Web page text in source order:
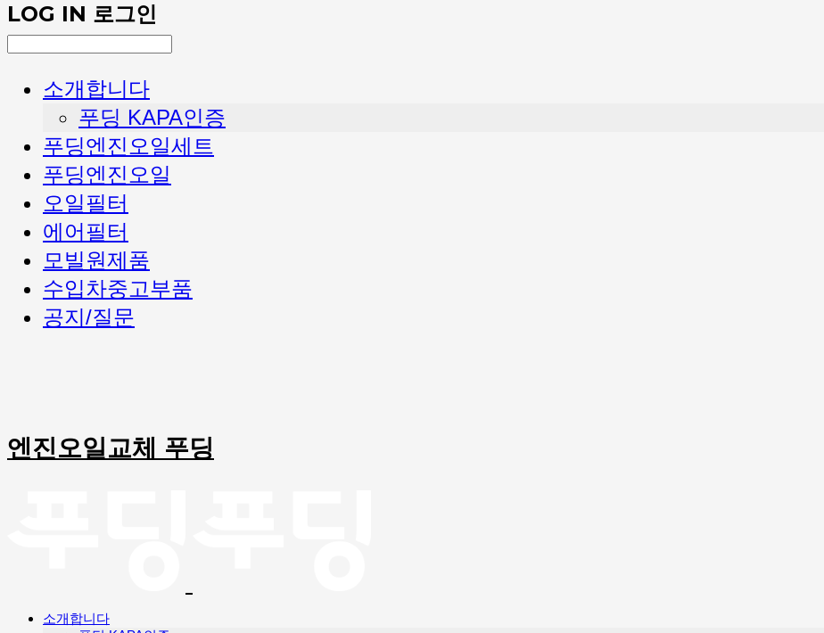
LOG IN 로그인
소개합니다
푸딩 KAPA인증
푸딩엔진오일세트
푸딩엔진오일
오일필터
에어필터
모빌원제품
수입차중고부품
공지/질문
엔진오일교체 푸딩
소개합니다